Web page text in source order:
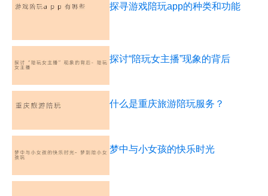
探寻游戏陪玩app的种类和功能
探讨“陪玩女主播”现象的背后
什么是重庆旅游陪玩服务？
梦中与小女孩的快乐时光